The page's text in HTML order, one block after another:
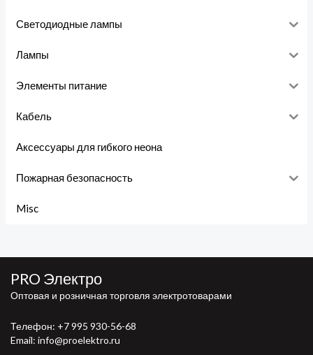
Светодиодные лампы
Лампы
Элементы питание
Кабель
Аксессуары для гибкого неона
Пожарная безопасность
Misc
PRO Электро
Оптовая и розничная торговля электротоварами
Телефон: +7 995 930-56-68
Email: info@proelektro.ru